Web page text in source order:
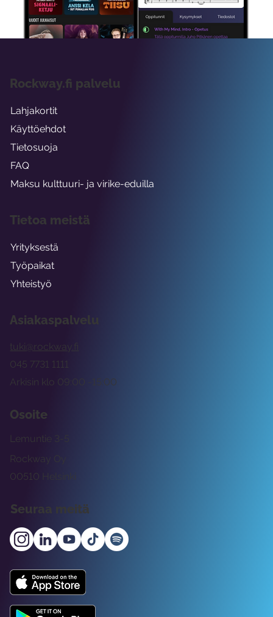
viikon ajaksi.
Asiakaspalvelu
tuki@rockway.fi
Arkisin klo 09:00 -15:00
045 7731 1111
Osoite
Rockway Oy
Lemuntie 3-5
00510 Helsinki
Seuraa meitä
Rockway.fi palvelu
Lahjakortit
Käyttöehdot
Tietosuoja
FAQ
Maksu kulttuuri- ja virike-eduilla
Tietoa meistä
Yrityksestä
Työpaikat
Yhteistyö